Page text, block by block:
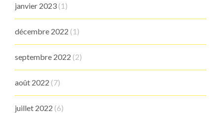
janvier 2023 (1)
décembre 2022 (1)
septembre 2022 (2)
août 2022 (7)
juillet 2022 (6)